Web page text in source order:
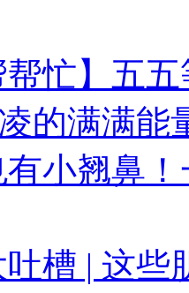
帮忙】五
的满满能
小翘鼻
槽 | 这些